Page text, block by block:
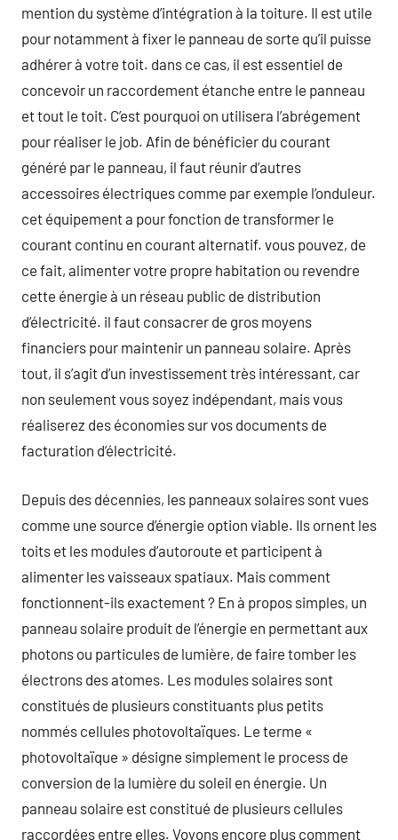
mention du système d’intégration à la toiture. Il est utile
pour notamment à fixer le panneau de sorte qu’il puisse
adhérer à votre toit. dans ce cas, il est essentiel de
concevoir un raccordement étanche entre le panneau
et tout le toit. C’est pourquoi on utilisera l’abrégement
pour réaliser le job. Afin de bénéficier du courant
généré par le panneau, il faut réunir d’autres
accessoires électriques comme par exemple l’onduleur.
cet équipement a pour fonction de transformer le
courant continu en courant alternatif. vous pouvez, de
ce fait, alimenter votre propre habitation ou revendre
cette énergie à un réseau public de distribution
d’électricité. il faut consacrer de gros moyens
financiers pour maintenir un panneau solaire. Après
tout, il s’agit d’un investissement très intéressant, car
non seulement vous soyez indépendant, mais vous
réaliserez des économies sur vos documents de
facturation d’électricité.
Depuis des décennies, les panneaux solaires sont vues
comme une source d’énergie option viable. Ils ornent les
toits et les modules d’autoroute et participent à
alimenter les vaisseaux spatiaux. Mais comment
fonctionnent-ils exactement ? En à propos simples, un
panneau solaire produit de l’énergie en permettant aux
photons ou particules de lumière, de faire tomber les
électrons des atomes. Les modules solaires sont
constitués de plusieurs constituants plus petits
nommés cellules photovoltaïques. Le terme «
photovoltaïque » désigne simplement le process de
conversion de la lumière du soleil en énergie. Un
panneau solaire est constitué de plusieurs cellules
raccordées entre elles. Voyons encore plus comment